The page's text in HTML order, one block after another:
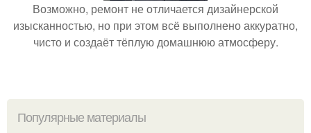
Возможно, ремонт не отличается дизайнерской
изысканностью, но при этом всё выполнено аккуратно,
чисто и создаёт тёплую домашнюю атмосферу.
Популярные материалы